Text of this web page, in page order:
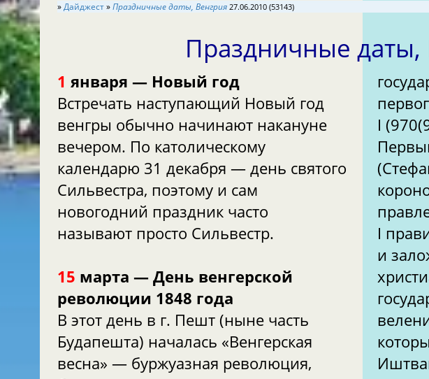
»Дайджест»Праздничные даты, Венгрия 27.06.2010 (53143)
Праздничные даты,
1 января — Новый год
Встречать наступающий Новый год
венгры обычно начинают накануне
вечером. По католическому
календарю 31 декабря — день святого
Сильвестра, поэтому и сам
новогодний праздник часто
называют просто Сильвестр.
15 марта — День венгерской
революции 1848 года
В этот день в г. Пешт (ныне часть
Будапешта) началась «Венгерская
весна» — буржуазная революция,
I
I
и